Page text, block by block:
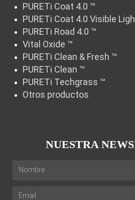
PURETi Coat 4.0 ™
PURETi Coat 4.0 Visible
PURETi Road 4.0 ™
Vital Oxide ™
PURETi Clean & Fresh ™
PURETi Clean ™
PURETi Techgrass ™
Otros productos
NUESTRA